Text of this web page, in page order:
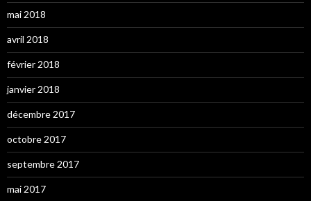
mai 2018
avril 2018
février 2018
janvier 2018
décembre 2017
octobre 2017
septembre 2017
mai 2017